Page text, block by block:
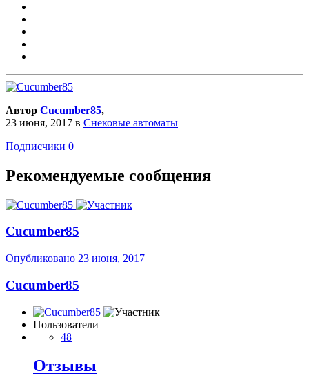
Автор Cucumber85,
23 июня, 2017 в Снековые автоматы
Подписчики 0
Рекомендуемые сообщения
Cucumber85
Опубликовано 23 июня, 2017
Cucumber85
Пользователи
48
Отзывы